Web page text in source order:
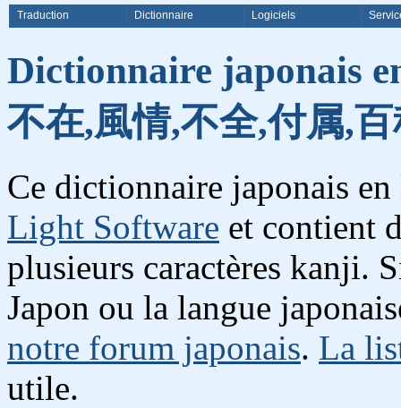
Traduction Dictionnaire Logiciels
Dictionnaire japonais
不在,風情,不全,付属,
Ce dictionnaire japonais
Light Software et contient
plusieurs caractères kanji.
Japon ou la langue
notre forum japonais. La
utile.